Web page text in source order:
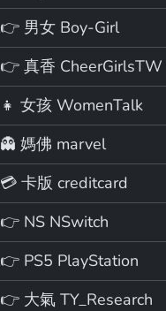
👉 男女 Boy-Girl
👉 真香 CheerGirlsTW
👧 女孩 WomenTalk
👻 媽佛 marvel
💳 卡版 creditcard
👉 NS NSwitch
👉 PS5 PlayStation
👉 大氣 TY_Research